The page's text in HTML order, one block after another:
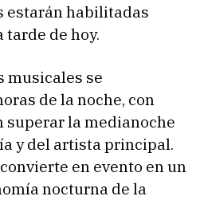
estarán habilitadas
tarde de hoy.
musicales se
de la noche, con
superar la medianoche
y del artista principal.
en evento en un
nocturna de la